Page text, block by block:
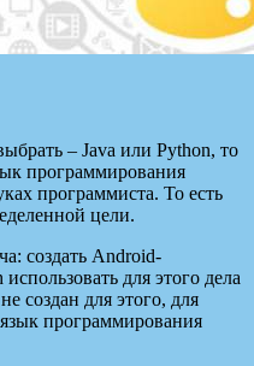
– Java или Python, то
программирования
программиста. То есть
цели.
создать Android-
для этого дела
создан для этого, для
программирования